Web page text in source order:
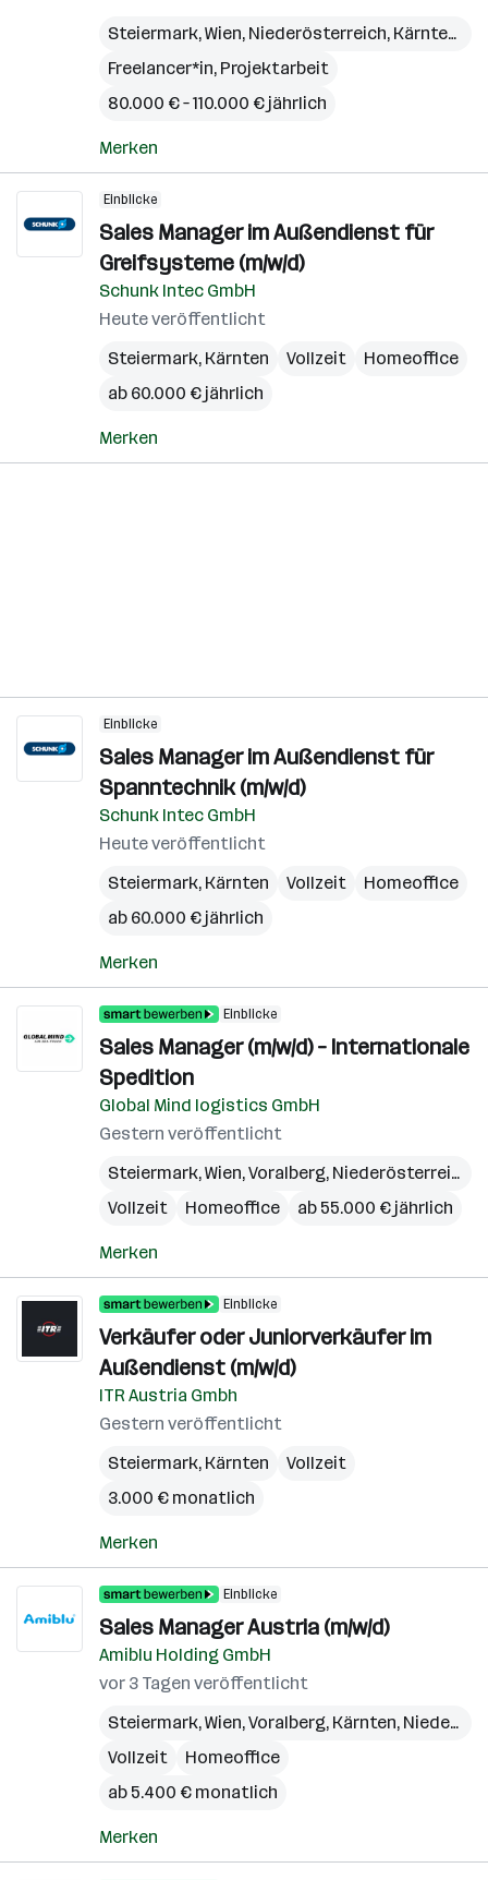
Steiermark,Wien, Niederösterreich, Kärnten
Freelancer*in, Projektarbeit
80.000 € – 110.000 € jährlich
Merken
Einblicke
Sales Manager im Außendienst für
Greifsysteme (m/w/d)
Schunk Intec GmbH
Heute veröffentlicht
Steiermark, Kärnten Vollzeit
Homeoffice
ab 60.000 € jährlich
Merken
Einblicke
Sales Manager im Außendienst für
Spanntechnik (m/w/d)
Schunk Intec GmbH
Heute veröffentlicht
Steiermark, Kärnten Vollzeit
Homeoffice
ab 60.000 € jährlich
Merken
Einblicke
Sales Manager (m/w/d) – Internationale
Spedition
Global Mind logistics GmbH
Gestern veröffentlicht
Steiermark,Wien,Voralberg, Niederösterreich
Vollzeit
Homeoffice ab 55.000 € jährlich
Merken
Einblicke
Verkäufer oder Juniorverkäufer im
Außendienst (m/w/d)
ITR Austria Gmbh
Gestern veröffentlicht
Steiermark, Kärnten
Vollzeit
3.000 € monatlich
Merken
Einblicke
Sales Manager Austria (m/w/d)
Amiblu Holding GmbH
vor 3 Tagen veröffentlicht
Steiermark,Wien,Voralberg, Kärnten, Niederösterreich
Vollzeit
Homeoffice
ab 5.400 € monatlich
Merken